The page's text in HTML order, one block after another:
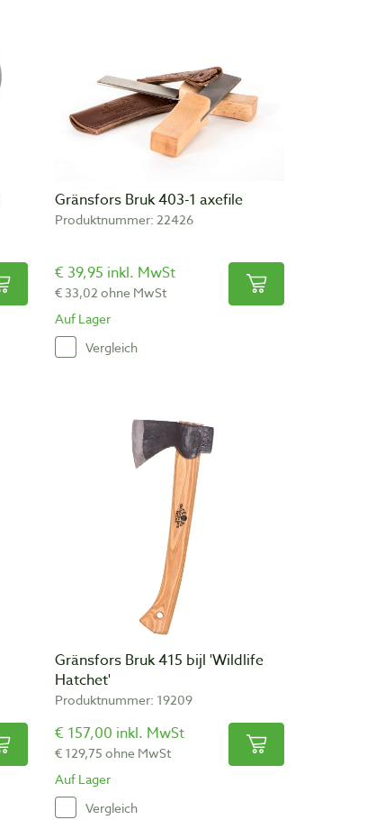
Gränsfors Bruk 403-1 axefile
Produktnummer: 22426
€ 39,95 inkl. MwSt
€ 33,02 ohne MwSt
Auf Lager
Vergleich
Gränsfors Bruk 415 bijl 'Wildlife
Hatchet'
Produktnummer: 19209
€ 157,00 inkl. MwSt
€ 129,75 ohne MwSt
Auf Lager
Vergleich